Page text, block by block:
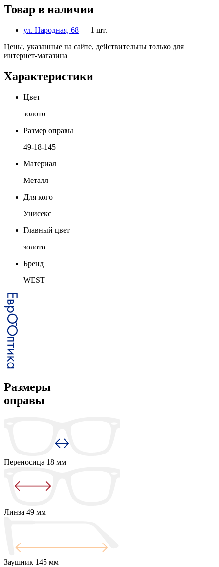
Товар в наличии
ул. Народная, 68 — 1 шт.
Цены, указанные на сайте, действительны только для
интернет-магазина
Характеристики
Цвет
золото
Размер оправы
49-18-145
Материал
Металл
Для кого
Унисекс
Главный цвет
золото
Бренд
WEST
Размеры
оправы
Переносица 18 мм
Линза 49 мм
Заушник 145 мм